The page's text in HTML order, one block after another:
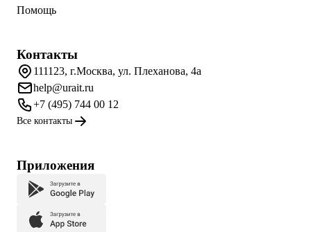
Помощь
Контакты
111123, г.Москва, ул. Плеханова, 4а
help@urait.ru
+7 (495) 744 00 12
Все контакты
Приложения